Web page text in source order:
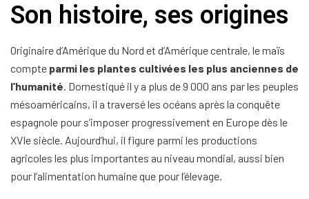
Son histoire, ses origines
Originaire d’Amérique du Nord et d’Amérique centrale, le maïs
compte parmi les plantes cultivées les plus anciennes de
l’humanité. Domestiqué il y a plus de 9 000 ans par les peuples
mésoaméricains, il a traversé les océans après la conquête
espagnole pour s’imposer progressivement en Europe dès le
XVIe siècle. Aujourd’hui, il figure parmi les productions
agricoles les plus importantes au niveau mondial, aussi bien
pour l’alimentation humaine que pour l’élevage.